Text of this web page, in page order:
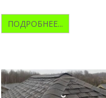
ПОДРОБНЕЕ...